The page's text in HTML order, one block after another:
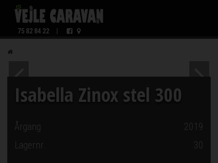
75 82 84 22
Isabella Zinox stel 300
Årgang
2019
Lagernr.
30